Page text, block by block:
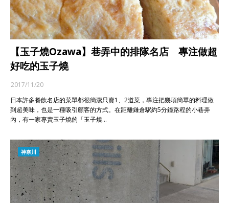
【玉子燒Ozawa】巷弄中的排隊名店 專注做超
好吃的玉子燒
2017/11/20
日本許多餐飲名店的菜單都很簡潔只賣1、2道菜，專注把幾項簡單的料理做
到超美味，也是一種吸引顧客的方式。在距離鎌倉駅約5分鐘路程的小巷弄
內，有一家專賣玉子燒的「玉子燒…
神奈川